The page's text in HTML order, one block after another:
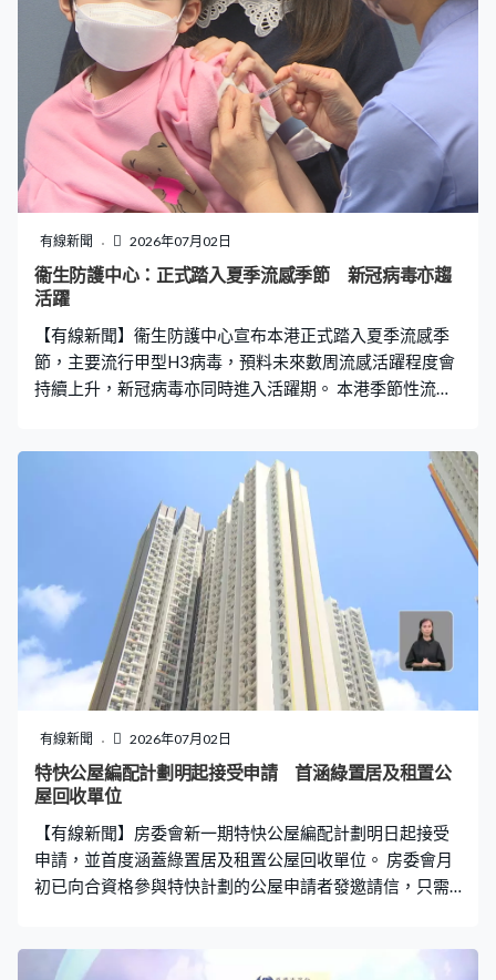
有線新聞 2026年07月02日
衞生防護中心：正式踏入夏季流感季節 新冠病毒亦趨
活躍
【有線新聞】衞生防護中心宣布本港正式踏入夏季流感季
節，主要流行甲型H3病毒，預料未來數周流感活躍程度會
持續上升，新冠病毒亦同時進入活躍期。 本港季節性流感
型H3流感。衞生防護中心傳染病處主任歐家榮：「本地流
感活躍程度處於上升趨勢，並且已經超越基線水平，確定
香港已經踏入流感季節。有H1和乙型病毒共同流行，我們
會密切監察情況，看看維持多久。一般以往夏季流感季節
通常維持8至12周，我們預計可能8月至9月份流感活躍程
度仍然維持比較高的水平。」 中心表示成人感染流感嚴重
個案，已由5月平均每周8.6宗升至過去一星期的23宗，七
成為長者。而中心上周錄得46宗院舍及學校爆發流感個
案，七成個案來自學校，本周亦出現2宗兒童嚴重個案。中
心預料流感入院數字、院舍及學校爆發個案會在未來數周
進一步上升。 另外新冠病毒活躍程度亦同時上升，5月起
共錄得23宗成人嚴重個案，其中2人死亡。本周亦錄得2宗
兒童新冠嚴重個案，他們皆未曾接種新冠疫苗。衞生防護
劑次的比率估算超過
有線新聞 2026年07月02日
特快公屋編配計劃明起接受申請 首涵綠置居及租置公
屋回收單位
【有線新聞】房委會新一期特快公屋編配計劃明日起接受
申請，並首度涵蓋綠置居及租置公屋回收單位。 房委會月
初已向合資格參與特快計劃的公屋申請者發邀請信，只需
至5月，未售的公屋租置單位平均定價為24萬至45萬元，